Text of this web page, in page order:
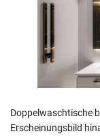
Doppelwaschtische
Erscheinungsbild